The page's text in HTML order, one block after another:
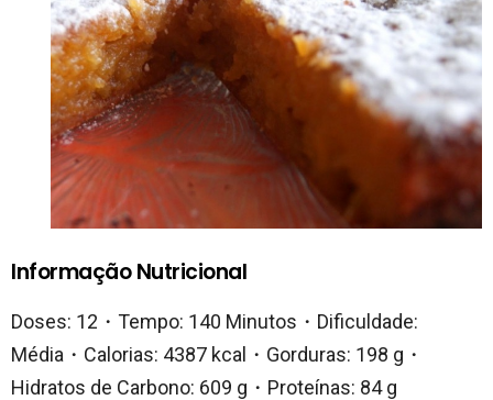
Informação Nutricional
Doses: 12・Tempo: 140 Minutos・Dificuldade:
Média・Calorias: 4387 kcal・Gorduras: 198 g・
Hidratos de Carbono: 609 g・Proteínas: 84 g